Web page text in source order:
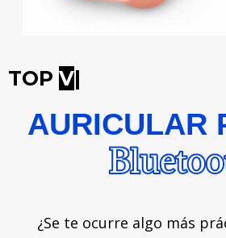
TOP VEN
AURICULAR
¿Se te ocurre algo más